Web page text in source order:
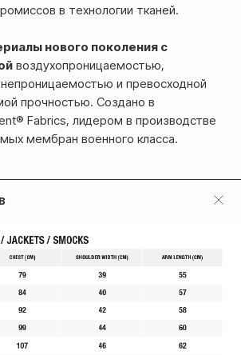
в технологии тканей.
нового поколения с
воздухопроницаемостью,
и превосходной
прочностью. Создано в
Fabrics, лидером в производстве
мембран военного класса.
системы,
безналичным
предоплаты